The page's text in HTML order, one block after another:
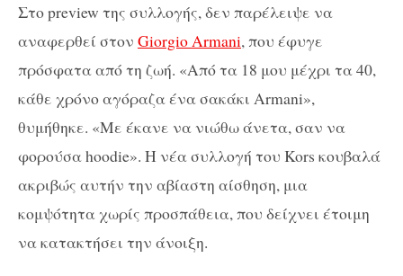
Στο preview της συλλογής, δεν παρέλειψε να
αναφερθεί στον Giorgio Armani, που έφυγε
πρόσφατα από τη ζωή. «Από τα 18 μου μέχρι τα 40,
κάθε χρόνο αγόραζα ένα σακάκι Armani»,
θυμήθηκε. «Με έκανε να νιώθω άνετα, σαν να
φορούσα hoodie». Η νέα συλλογή του Kors κουβαλά
ακριβώς αυτήν την αβίαστη αίσθηση, μια
κομψότητα χωρίς προσπάθεια, που δείχνει έτοιμη
να κατακτήσει την άνοιξη.